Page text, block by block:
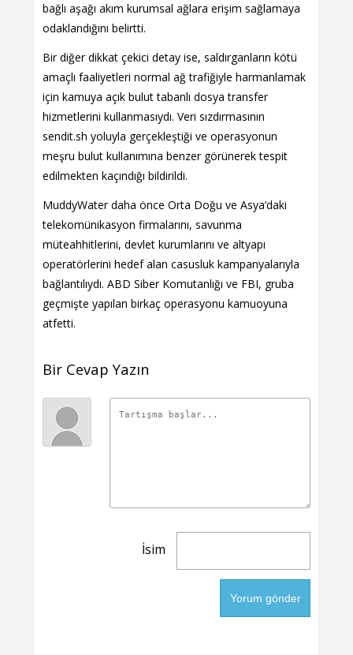
bağlı aşağı akım kurumsal ağlara erişim sağlamaya
odaklandığını belirtti.
Bir diğer dikkat çekici detay ise, saldırganların kötü
amaçlı faaliyetleri normal ağ trafiğiyle harmanlamak
için kamuya açık bulut tabanlı dosya transfer
hizmetlerini kullanmasıydı. Veri sızdırmasının
sendit.sh yoluyla gerçekleştiği ve operasyonun
meşru bulut kullanımına benzer görünerek tespit
edilmekten kaçındığı bildirildi.
MuddyWater daha önce Orta Doğu ve Asya’daki
telekomünikasyon firmalarını, savunma
müteahhitlerini, devlet kurumlarını ve altyapı
operatörlerini hedef alan casusluk kampanyalarıyla
bağlantılıydı. ABD Siber Komutanlığı ve FBI, gruba
geçmişte yapılan birkaç operasyonu kamuoyuna
atfetti.
Bir Cevap Yazın
İsim